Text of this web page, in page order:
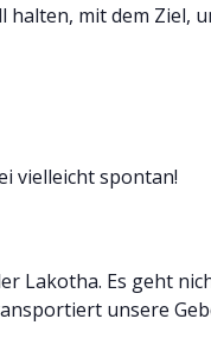
mit dem Ziel,
vielleicht spontan!
Lakotha. Es geht
unsere